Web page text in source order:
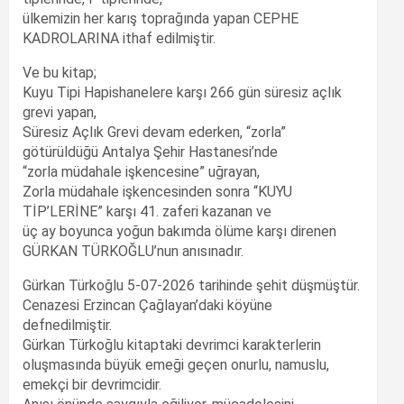
ülkemizin her karış toprağında yapan CEPHE
KADROLARINA ithaf edilmiştir.
Ve bu kitap;
Kuyu Tipi Hapishanelere karşı 266 gün süresiz açlık
grevi yapan,
Süresiz Açlık Grevi devam ederken, “zorla”
götürüldüğü Antalya Şehir Hastanesi’nde
“zorla müdahale işkencesine” uğrayan,
Zorla müdahale işkencesinden sonra “KUYU
TİP’LERİNE” karşı 41. zaferi kazanan ve
üç ay boyunca yoğun bakımda ölüme karşı direnen
GÜRKAN TÜRKOĞLU’nun anısınadır.
Gürkan Türkoğlu 5-07-2026 tarihinde şehit düşmüştür.
Cenazesi Erzincan Çağlayan’daki köyüne
defnedilmiştir.
Gürkan Türkoğlu kitaptaki devrimci karakterlerin
oluşmasında büyük emeği geçen onurlu, namuslu,
emekçi bir devrimcidir.